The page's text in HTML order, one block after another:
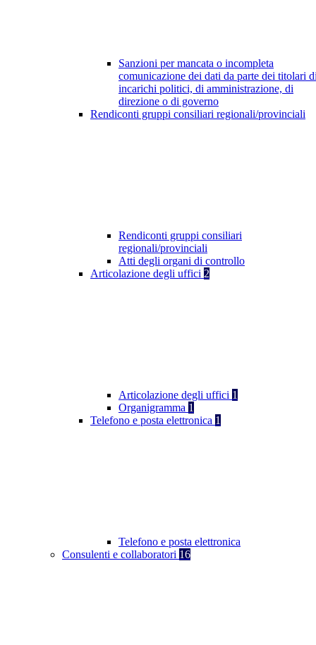
Sanzioni per mancata o incompleta
comunicazione dei dati da parte dei titolari
incarichi politici, di amministrazione, di
direzione o di governo
Rendiconti gruppi consiliari regionali/provinciali
Rendiconti gruppi consiliari
regionali/provinciali
Atti degli organi di controllo
Articolazione degli uffici 2
Articolazione degli uffici 1
Organigramma 1
Telefono e posta elettronica 1
Telefono e posta elettronica
Consulenti e collaboratori 16